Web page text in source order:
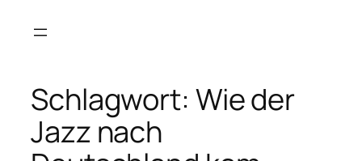
Inhalt
Schlagwort: Wie der
Jazz nach